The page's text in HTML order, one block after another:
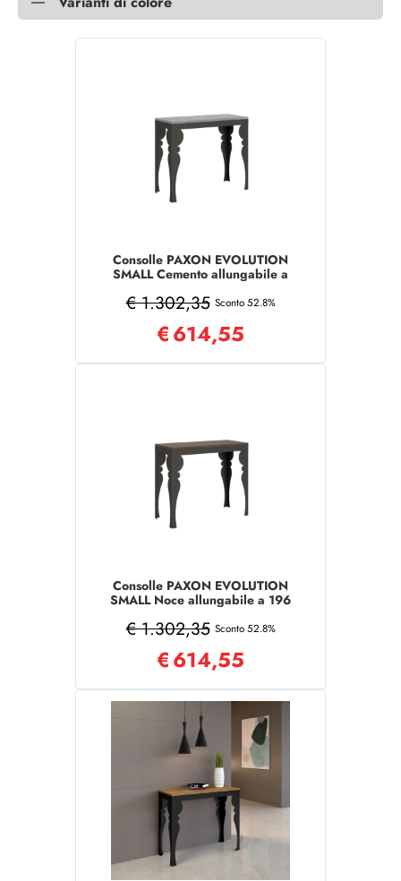
Consolle PAXON EVOLUTION
SMALL Cemento allungabile a
€ 1.302,35 Sconto 52.8%
€614,55
Consolle PAXON EVOLUTION
SMALL Noce allungabile a 196
€ 1.302,35 Sconto 52.8%
€614,55